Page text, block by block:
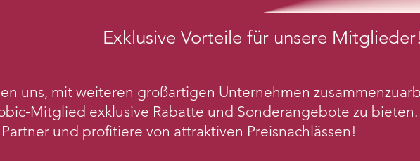
Exklusive Vorteile für unsere
uns, mit weiteren großartigen Unternehmen
Mitglied exklusive Rabatte und Sonderangebote zu
und profitiere von attraktiven Preisnachlässen!